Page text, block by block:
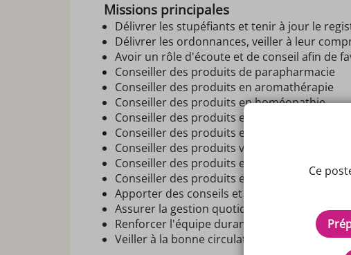
Missions principales
Délivrer les stupéfiants et tenir à jour le
Délivrer les ordonnances, veiller à leur
Avoir un rôle d'écoute et de conseil afin de
Conseiller des produits de parapharmacie
Conseiller des produits en aromathérapie
Conseiller des produits en homéopathie
Conseiller des produits en phytothérapie
Conseiller des produits en micronutrition
Conseiller des produits vétérinaires
Conseiller des produits en lien avec le sport
Conseiller des produits en lien avec le
Apporter des conseils et vendre des
Assurer la gestion quotidienne de l'officine
Renforcer l'équipe durant une période de
Veiller à la bonne circulation de l'information
Ce